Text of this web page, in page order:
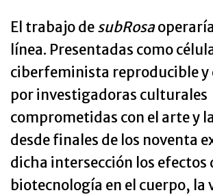
El trabajo desubRosa
línea. Presentadas como
ciberfeminista reproducible y
por investigadoras culturales
comprometidas con el arte y
desde finales de los noventa
dicha intersección los efectos
biotecnología en el cuerpo, la